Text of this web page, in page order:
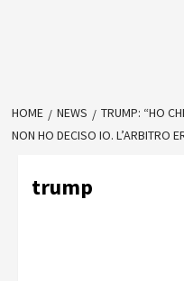
HOME NEWS
TRUMP: “HO
NON HO DECISO IO. L’ARBITRO
trump